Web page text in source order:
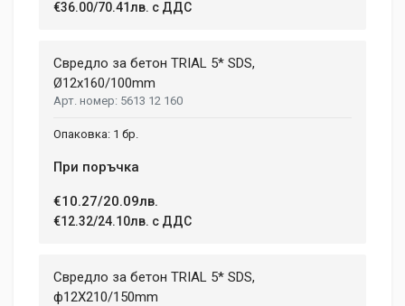
€36.00/70.41лв. с ДДС
Свредло за бетон TRIAL 5* SDS,
Ø12x160/100mm
5613 12 160
1 бр.
При поръчка
€10.27/20.09лв.
€12.32/24.10лв. с ДДС
Свредло за бетон TRIAL 5* SDS,
ф12X210/150mm